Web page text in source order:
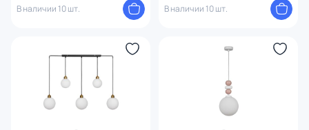
В наличии 10 шт.
В наличии 10 шт.